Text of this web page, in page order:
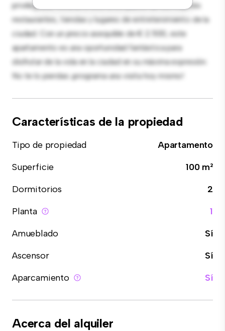
privilegiada, estarás a solo unos pasos de los mejores
restaurantes, tiendas y lugares de entretenimiento de la
ciudad. Con un precio asequible de € 2.500, este
apartamento es una oportunidad fantástica para
disfrutar de la vida en la ciudad en su máxima expresión.
No te lo pierdas: ¡programa una visita hoy mismo!
Características de la propiedad
Tipo de propiedad
Apartamento
Superficie
100 m²
Dormitorios
2
Planta
1
Amueblado
Sí
Ascensor
Sí
Aparcamiento
Sí
Acerca del alquiler